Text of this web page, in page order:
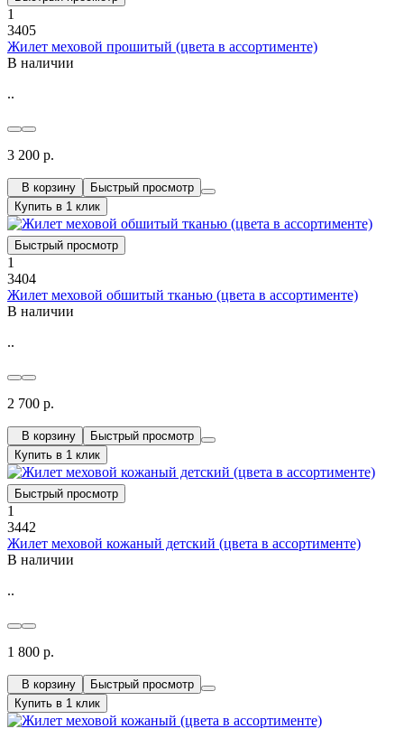
1
3405
Жилет меховой прошитый (цвета в ассортименте)
В наличии
..
3 200 р.
В корзину
Быстрый просмотр
Купить в 1 клик
Быстрый просмотр
1
3404
Жилет меховой обшитый тканью (цвета в ассортименте)
В наличии
..
2 700 р.
В корзину
Быстрый просмотр
Купить в 1 клик
Быстрый просмотр
1
3442
Жилет меховой кожаный детский (цвета в ассортименте)
В наличии
..
1 800 р.
В корзину
Быстрый просмотр
Купить в 1 клик